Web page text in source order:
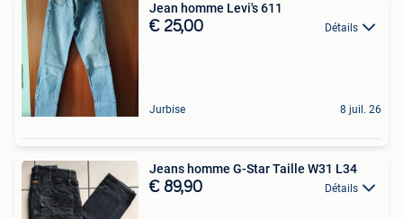
Jean homme Levi's 611
€ 25,00 Détails
Jurbise 8 juil. 26
Jeans homme G-Star Taille W31 L34
€ 89,90 Détails